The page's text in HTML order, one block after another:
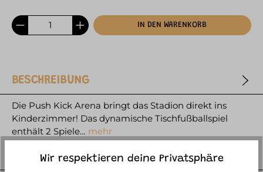
IN DEN WARENKORB
BESCHREIBUNG
Die Push Kick Arena bringt das Stadion direkt ins
Kinderzimmer! Das dynamische Tischfußballspiel
enthält 2 Spiele… mehr
HERSTELLER
Wir respektieren deine Privatsphäre